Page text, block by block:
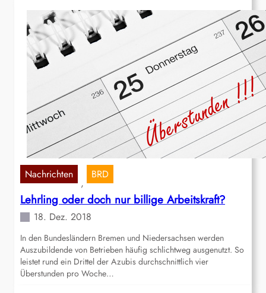
Nachrichten
,
BRD
Lehrling oder doch nur billige Arbeitskraft?
18. Dez. 2018
In den Bundesländern Bremen und Niedersachsen werden
Auszubildende von Betrieben häufig schlichtweg ausgenutzt. So
leistet rund ein Drittel der Azubis durchschnittlich vier
Überstunden pro Woche…